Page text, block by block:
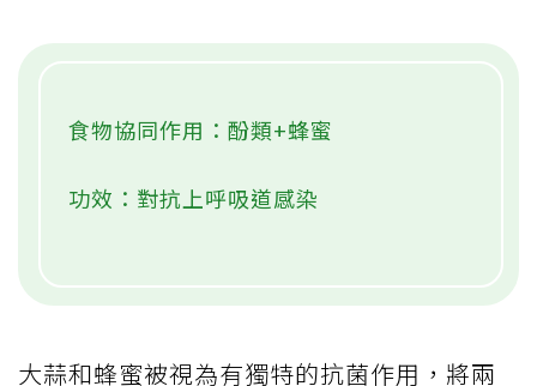
食物協同作用：酚類+蜂蜜
功效：對抗上呼吸道感染
大蒜和蜂蜜被視為有獨特的抗菌作用，將兩